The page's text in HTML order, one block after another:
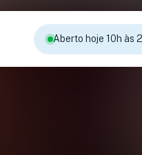
Aberto hoje 10h às